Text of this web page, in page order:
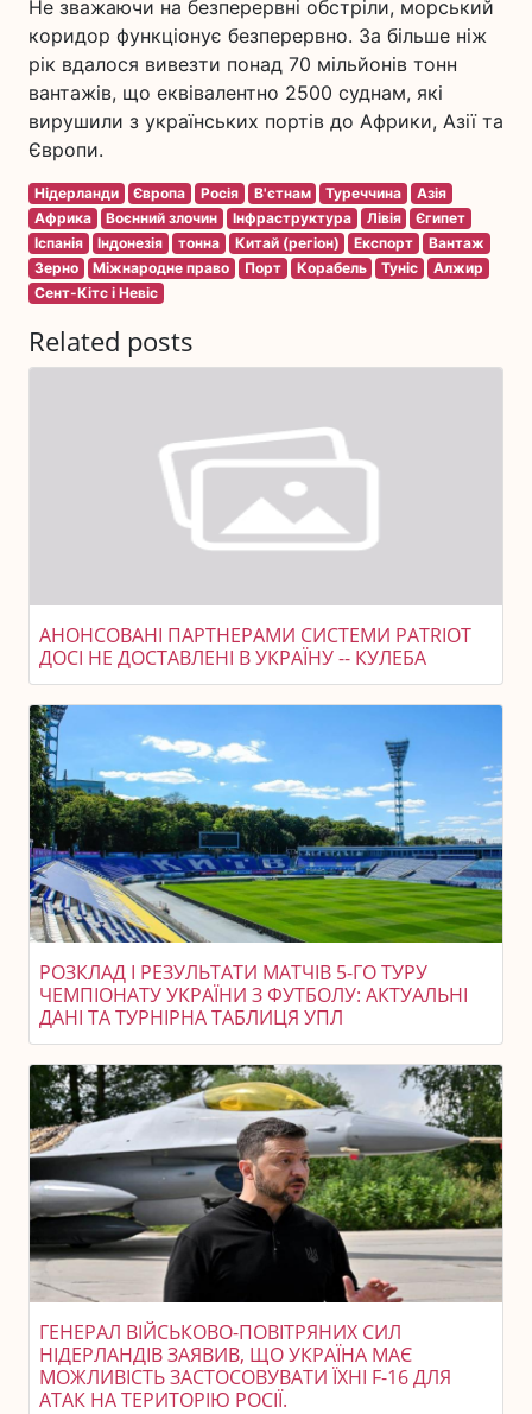
Не зважаючи на безперервні обстріли, морський
коридор функціонує безперервно. За більше ніж
рік вдалося вивезти понад 70 мільйонів тонн
вантажів, що еквівалентно 2500 суднам, які
вирушили з українських портів до Африки, Азії та
Європи.
Нідерланди Європа Росія В'єтнам Туреччина
Азія
Африка
Воєнний злочин Інфраструктура Лівія
Єгипет
Іспанія
Індонезія тонна Китай (регіон) Експорт
Вантаж
Зерно
Міжнародне право Порт Корабель Туніс
Алжир
Сент-Кітс і Невіс
Related posts
АНОНСОВАНІ ПАРТНЕРАМИ СИСТЕМИ PATRIOT
ДОСІ НЕ ДОСТАВЛЕНІ В УКРАЇНУ -- КУЛЕБА
РОЗКЛАД І РЕЗУЛЬТАТИ МАТЧІВ 5-ГО ТУРУ
ЧЕМПІОНАТУ УКРАЇНИ З ФУТБОЛУ: АКТУАЛЬНІ
ДАНІ ТА ТУРНІРНА ТАБЛИЦЯ УПЛ
ГЕНЕРАЛ ВІЙСЬКОВО-ПОВІТРЯНИХ СИЛ
НІДЕРЛАНДІВ ЗАЯВИВ, ЩО УКРАЇНА МАЄ
МОЖЛИВІСТЬ ЗАСТОСОВУВАТИ ЇХНІ F-16 ДЛЯ
АТАК НА ТЕРИТОРІЮ РОСІЇ.